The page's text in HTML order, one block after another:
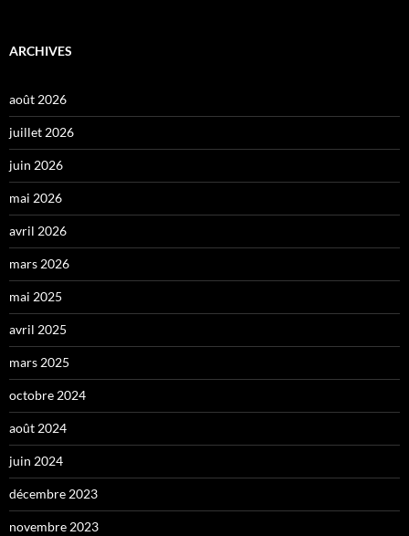
ARCHIVES
août 2026
juillet 2026
juin 2026
mai 2026
avril 2026
mars 2026
mai 2025
avril 2025
mars 2025
octobre 2024
août 2024
juin 2024
décembre 2023
novembre 2023